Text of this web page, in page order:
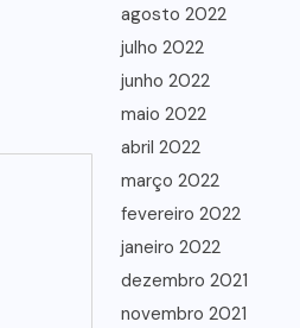
agosto 2022
julho 2022
junho 2022
maio 2022
abril 2022
março 2022
fevereiro 2022
janeiro 2022
dezembro 2021
novembro 2021